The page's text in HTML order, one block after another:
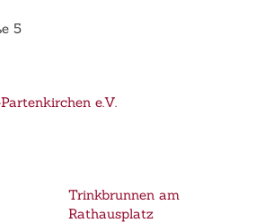
5
e.V.
Trinkbrunnen am
Rathausplatz